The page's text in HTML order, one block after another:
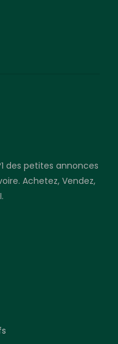
des petites annonces
Achetez, Vendez,